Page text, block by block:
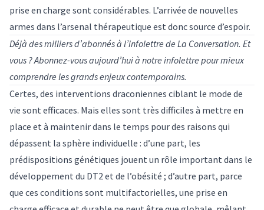
prise en charge sont considérables. L’arrivée de nouvelles
armes dans l’arsenal thérapeutique est donc source d’espoir.
Déjà des milliers d’abonnés à l’infolettre de La Conversation. Et
vous ? Abonnez-vous aujourd’hui à notre infolettre pour mieux
comprendre les grands enjeux contemporains.
Certes, des interventions draconiennes ciblant le mode de
vie sont efficaces. Mais elles sont très difficiles à mettre en
place et à maintenir dans le temps pour des raisons qui
dépassent la sphère individuelle : d’une part, les
prédispositions génétiques jouent un rôle important dans le
développement du DT2 et de l’obésité ; d’autre part, parce
que ces conditions sont multifactorielles, une prise en